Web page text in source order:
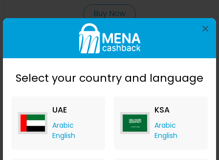
Select your country and language
UAE
Arabic
English
KSA
Arabic
English
×
Buy Now